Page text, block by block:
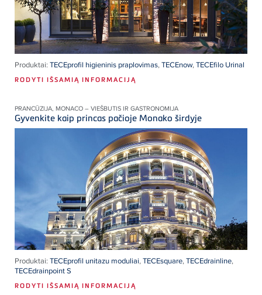
Produktai: TECEprofil higieninis praplovimas,TECEnow,TECEfilo Urinal
RODYTI IŠSAMIĄ INFORMACIJĄ
PRANCŪZIJA, MONACO – VIEŠBUTIS IR GASTRONOMIJA
Gyvenkite kaip princas pačioje Monako širdyje
Produktai: TECEprofil unitazu moduliai,TECEsquare,TECEdrainline,
TECEdrainpoint S
RODYTI IŠSAMIĄ INFORMACIJĄ